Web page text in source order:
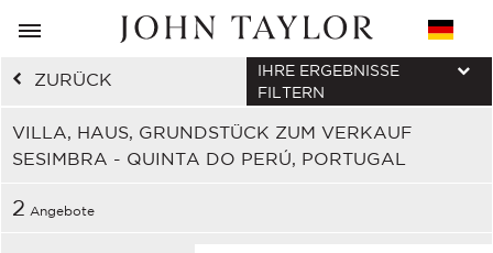
ZURÜCK
VILLA, HAUS, GRUNDSTÜCK ZUM VERKAUF
SESIMBRA - QUINTA DO PERÚ, PORTUGAL
IHRE ERGEBNISSE
FILTERN
2 Angebote